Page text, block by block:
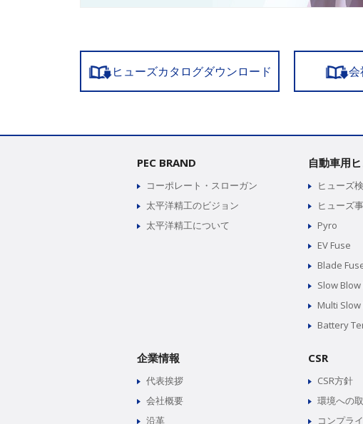
ヒューズカタログダウンロード 会
PEC BRAND
コーポレート・スローガン
太平洋精工のビジョン
太平洋精工について
自動車用
ヒューズ
ヒューズ
Pyro
EV Fuse
Blade
Slow Blow
Multi
Battery
企業情報
代表挨拶
会社概要
沿革
CSR
CSR方針
環境への
コンプラ